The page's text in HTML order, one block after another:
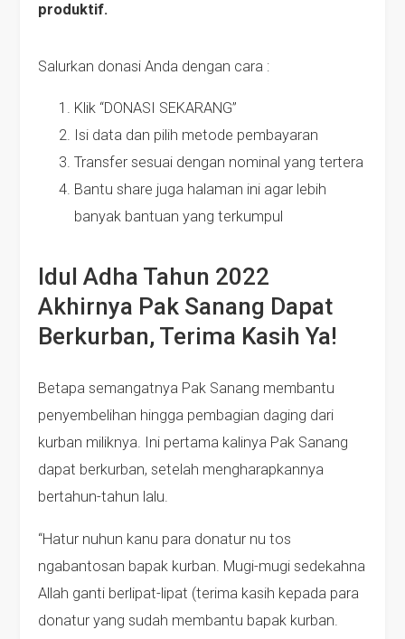
produktif.
Salurkan donasi Anda dengan cara :
Klik “DONASI SEKARANG”
Isi data dan pilih metode pembayaran
Transfer sesuai dengan nominal yang tertera
Bantu share juga halaman ini agar lebih
banyak bantuan yang terkumpul
Idul Adha Tahun 2022
Akhirnya Pak Sanang Dapat
Berkurban, Terima Kasih Ya!
Betapa semangatnya Pak Sanang membantu
penyembelihan hingga pembagian daging dari
kurban miliknya. Ini pertama kalinya Pak Sanang
dapat berkurban, setelah mengharapkannya
bertahun-tahun lalu.
“Hatur nuhun kanu para donatur nu tos
ngabantosan bapak kurban. Mugi-mugi sedekahna
Allah ganti berlipat-lipat (terima kasih kepada para
donatur yang sudah membantu bapak kurban.